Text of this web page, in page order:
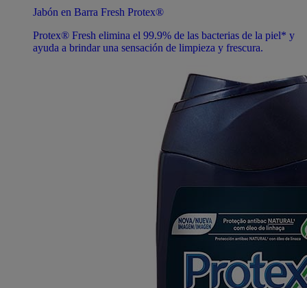
Jabón en Barra Fresh Protex®
Protex® Fresh elimina el 99.9% de las bacterias de la piel* y
ayuda a brindar una sensación de limpieza y frescura.